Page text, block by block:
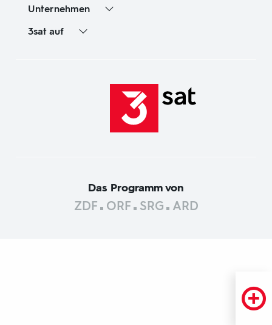
Unternehmen
3sat auf
Das Programm von
ZDF ORF SRG ARD